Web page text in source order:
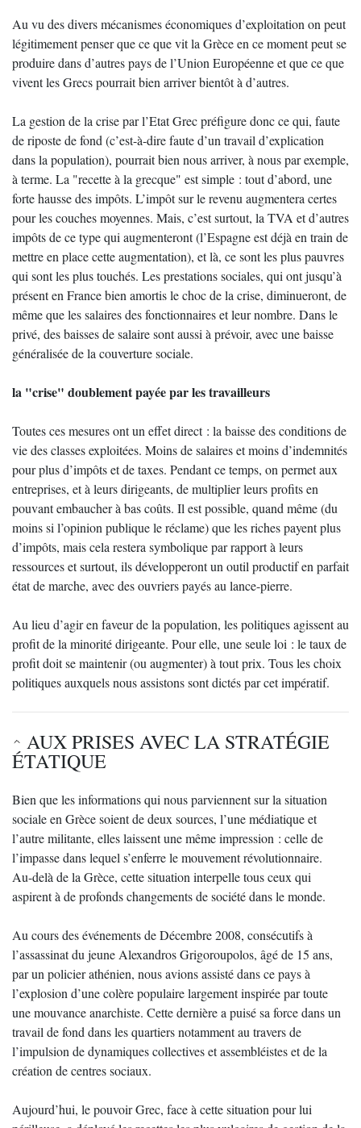
Au vu des divers mécanismes économiques d’exploitation on peut
légitimement penser que ce que vit la Grèce en ce moment peut se
produire dans d’autres pays de l’Union Européenne et que ce que
vivent les Grecs pourrait bien arriver bientôt à d’autres.
La gestion de la crise par l’Etat Grec préfigure donc ce qui, faute
de riposte de fond (c’est-à-dire faute d’un travail d’explication
dans la population), pourrait bien nous arriver, à nous par exemple,
à terme. La "recette à la grecque" est simple : tout d’abord, une
forte hausse des impôts. L’impôt sur le revenu augmentera certes
pour les couches moyennes. Mais, c’est surtout, la TVA et d’autres
impôts de ce type qui augmenteront (l’Espagne est déjà en train de
mettre en place cette augmentation), et là, ce sont les plus pauvres
qui sont les plus touchés. Les prestations sociales, qui ont jusqu’à
présent en France bien amortis le choc de la crise, diminueront, de
même que les salaires des fonctionnaires et leur nombre. Dans le
privé, des baisses de salaire sont aussi à prévoir, avec une baisse
généralisée de la couverture sociale.
la "crise" doublement payée par les travailleurs
Toutes ces mesures ont un effet direct : la baisse des conditions de
vie des classes exploitées. Moins de salaires et moins d’indemnités
pour plus d’impôts et de taxes. Pendant ce temps, on permet aux
entreprises, et à leurs dirigeants, de multiplier leurs profits en
pouvant embaucher à bas coûts. Il est possible, quand même (du
moins si l’opinion publique le réclame) que les riches payent plus
d’impôts, mais cela restera symbolique par rapport à leurs
ressources et surtout, ils développeront un outil productif en parfait
état de marche, avec des ouvriers payés au lance-pierre.
Au lieu d’agir en faveur de la population, les politiques agissent au
profit de la minorité dirigeante. Pour elle, une seule loi : le taux de
profit doit se maintenir (ou augmenter) à tout prix. Tous les choix
politiques auxquels nous assistons sont dictés par cet impératif.
AUX PRISES AVEC LA STRATÉGIE
ÉTATIQUE
Bien que les informations qui nous parviennent sur la situation
sociale en Grèce soient de deux sources, l’une médiatique et
l’autre militante, elles laissent une même impression : celle de
l’impasse dans lequel s’enferre le mouvement révolutionnaire.
Au-delà de la Grèce, cette situation interpelle tous ceux qui
aspirent à de profonds changements de société dans le monde.
Au cours des événements de Décembre 2008, consécutifs à
l’assassinat du jeune Alexandros Grigoroupolos, âgé de 15 ans,
par un policier athénien, nous avions assisté dans ce pays à
l’explosion d’une colère populaire largement inspirée par toute
une mouvance anarchiste. Cette dernière a puisé sa force dans un
travail de fond dans les quartiers notamment au travers de
l’impulsion de dynamiques collectives et assembléistes et de la
création de centres sociaux.
Aujourd’hui, le pouvoir Grec, face à cette situation pour lui